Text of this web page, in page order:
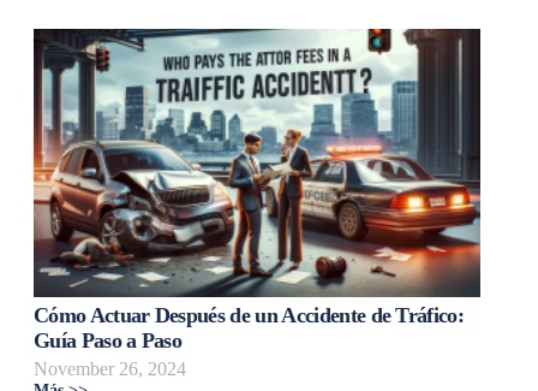
Cómo Actuar Después de un Accidente de Tráfico:
Guía Paso a Paso
November 26, 2024